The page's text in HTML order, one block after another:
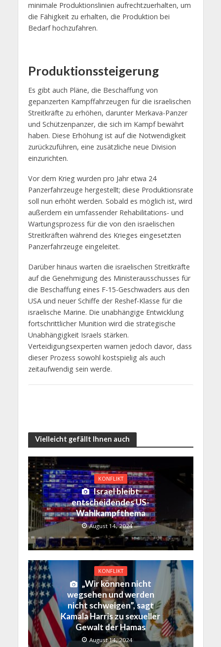
minimale Produktionslinien aufrechtzuerhalten, um
die Fähigkeit zu erhalten, die Produktion bei
Bedarf hochzufahren.
Produktionssteigerung
Es gibt auch Pläne, die Beschaffung von
gepanzerten Kampffahrzeugen für die israelischen
Streitkräfte zu erhöhen, darunter Merkava-Panzer
und Schützenpanzer, die sich im Kampf bewährt
haben. Diese Erhöhung ist auf die Notwendigkeit
zurückzuführen, eine zusätzliche neue Division
einzurichten.
Vor dem Krieg wurden pro Jahr etwa 24
Panzerfahrzeuge hergestellt; diese Produktionsrate
soll nun erhöht werden. Sobald es möglich ist, wird
außerdem ein umfassender Rehabilitations- und
Wartungsprozess für die von den israelischen
Streitkräften während des Krieges eingesetzten
Panzerfahrzeuge eingeleitet.
Darüber hinaus warten die israelischen Streitkräfte
auf die Genehmigung des Ministerausschusses für
die Beschaffung eines F-15-Geschwaders aus den
USA und neuer Schiffe der Reshef-Klasse für die
israelische Marine. Die unabhängige Entwicklung
fortschrittlicher Munition wird die strategische
Unabhängigkeit Israels stärken.
Verteidigungsexperten warnen jedoch davor, dass
dieser Prozess sowohl kostspielig als auch
zeitaufwendig sein werde.
Vielleicht gefällt Ihnen auch
KONFLIKT
Israel bleibt
entscheidendes US-
Wahlkampfthema
August 14, 2024
KONFLIKT
„Wir können nicht
wegsehen und werden
nicht schweigen”, sagt
Kamala Harris zu sexueller
Gewalt der Hamas
August 14, 2024